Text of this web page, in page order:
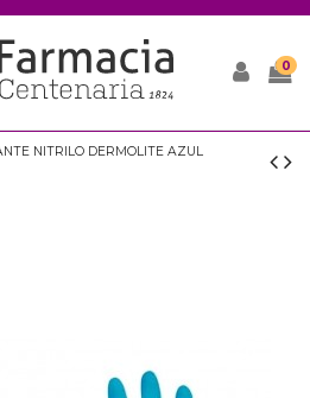
0
NITRILO DERMOLITE AZUL